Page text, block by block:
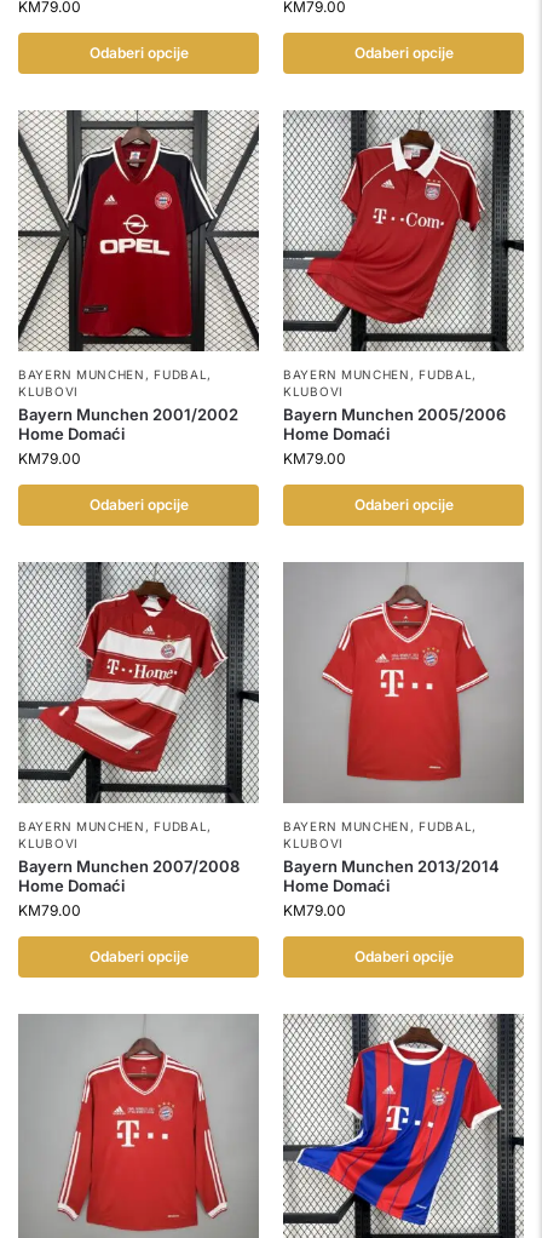
KM79.00
Odaberi opcije
KM79.00
Odaberi opcije
BAYERN MUNCHEN ,FUDBAL ,
KLUBOVI
Bayern Munchen 2001/2002
Home Domaći
KM79.00
Odaberi opcije
BAYERN MUNCHEN ,FUDBAL ,
KLUBOVI
Bayern Munchen 2005/2006
Home Domaći
KM79.00
Odaberi opcije
BAYERN MUNCHEN ,FUDBAL ,
KLUBOVI
Bayern Munchen 2007/2008
Home Domaći
KM79.00
Odaberi opcije
BAYERN MUNCHEN ,FUDBAL ,
KLUBOVI
Bayern Munchen 2013/2014
Home Domaći
KM79.00
Odaberi opcije